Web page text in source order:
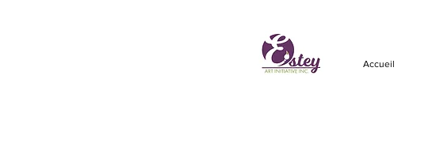
Accueil